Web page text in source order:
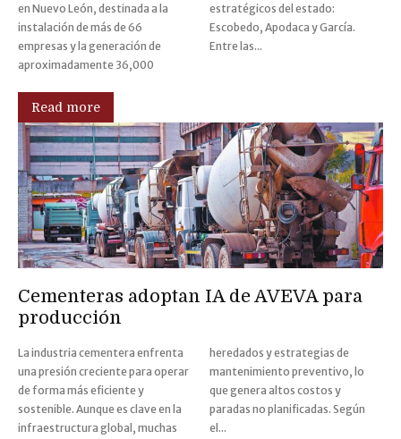
en Nuevo León, destinada a la
instalación de más de 66
empresas y la generación de
aproximadamente 36,000
estratégicos del estado:
Escobedo, Apodaca y García.
Entre las...
Read more
Cementeras adoptan IA de AVEVA para
producción
La industria cementera enfrenta
una presión creciente para operar
de forma más eficiente y
sostenible. Aunque es clave en la
infraestructura global, muchas
heredados y estrategias de
mantenimiento preventivo, lo
que genera altos costos y
paradas no planificadas. Según
el...